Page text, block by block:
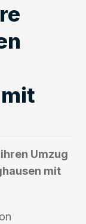
Umzug
mit